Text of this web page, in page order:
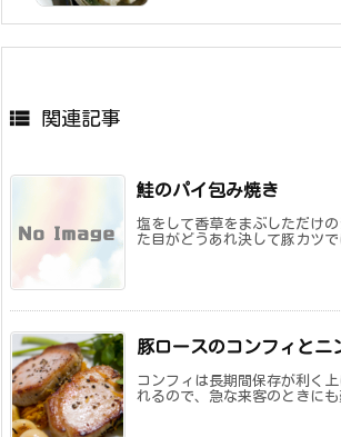
 関連記事
鮭のパイ包み焼き
塩をして香草をまぶしただけ
た目がどうあれ決して豚カツ
豚ロースのコンフィとニ
コンフィは長期間保存が利く
れるので、急な来客のときに